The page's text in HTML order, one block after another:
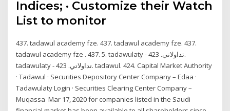
Indices; · Customize their Watch
List to monitor
437. tadawul academy fze. 437. tadawul academy fze. 437.
tadawul academy fze . 437. 5. tadawulaty - تداولاتي. 423.
tadawulaty - تداولاتي. 423. tadawul. 424. Capital Market Authority
· Tadawul · Securities Depository Center Company – Edaa ·
Tadawulaty Login · Securities Clearing Center Company –
Muqassa Mar 17, 2020 for companies listed in the Saudi